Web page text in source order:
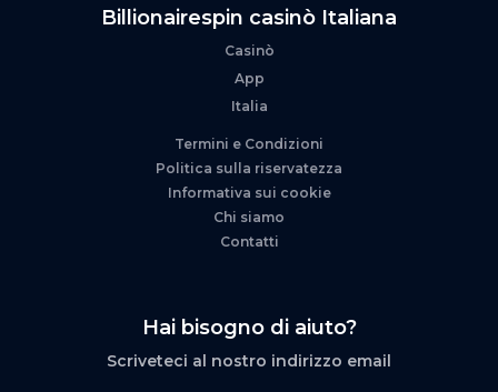
Billionairespin casinò Italiana
Casinò
App
Italia
Termini e Condizioni
Politica sulla riservatezza
Informativa sui cookie
Chi siamo
Contatti
Hai bisogno di aiuto?
Scriveteci al nostro indirizzo email